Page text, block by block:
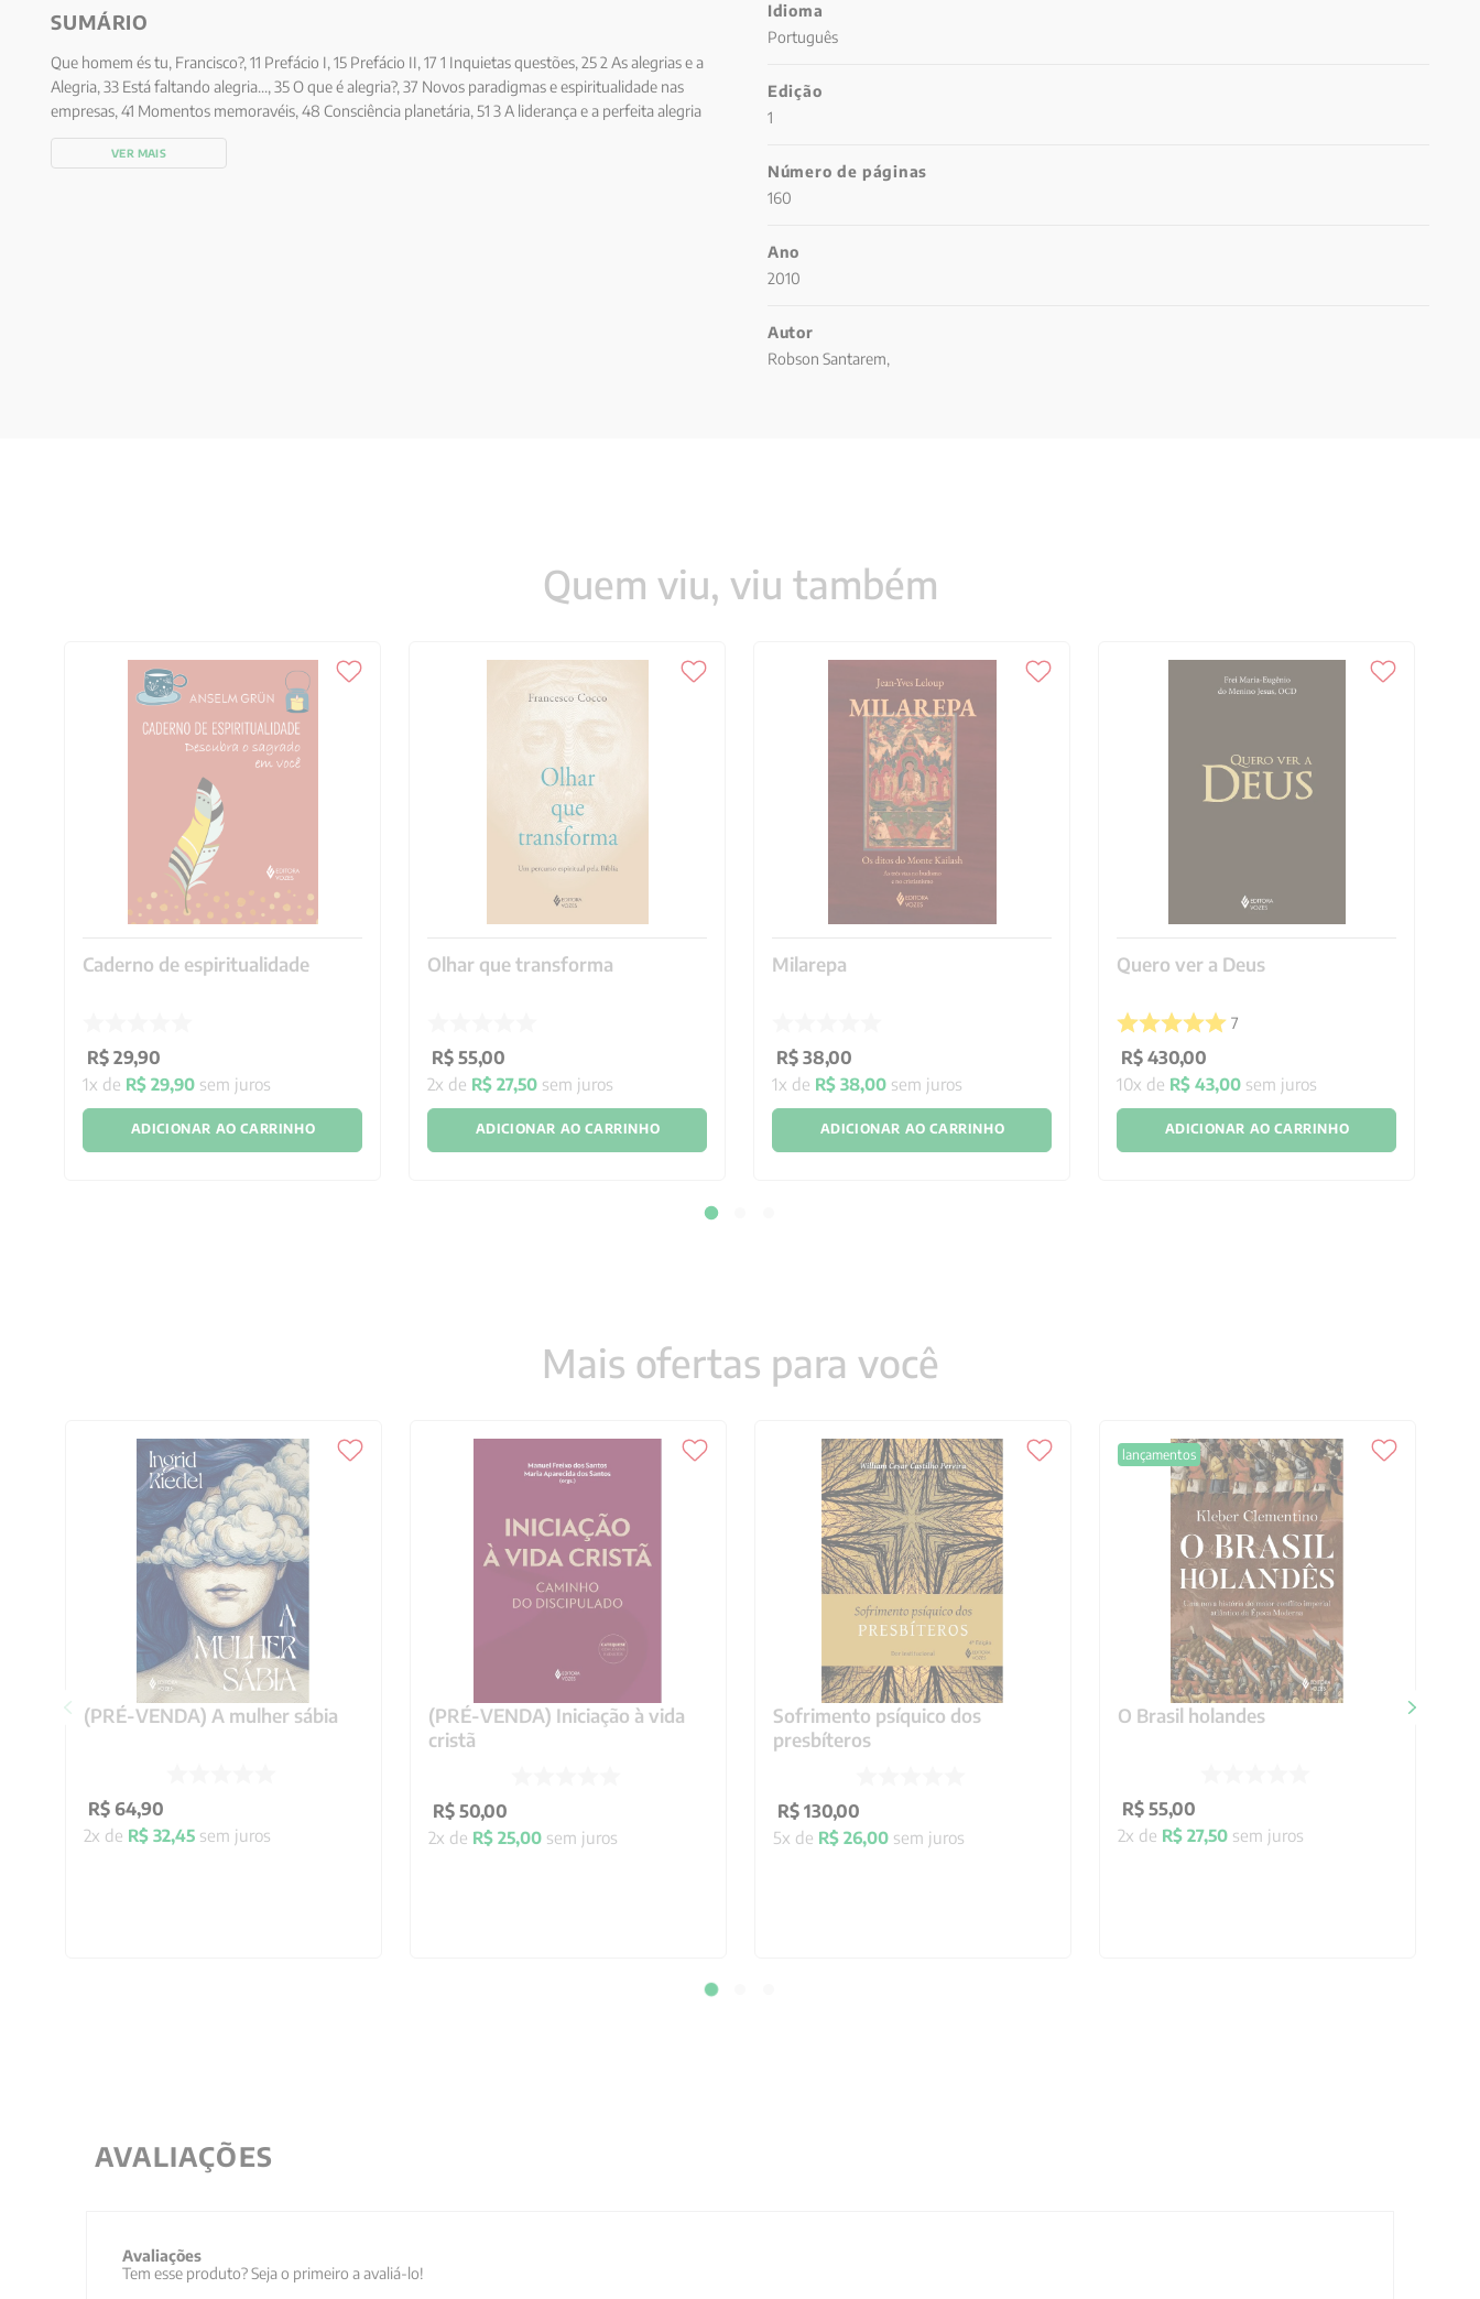
SUMÁRIO
Que homem és tu, Francisco?, 11 Prefácio I, 15 Prefácio II, 17 1 Inquietas questões, 25 2 As alegrias e a
Alegria, 33 Está faltando alegria..., 35 O que é alegria?, 37 Novos paradigmas e espiritualidade nas
empresas, 41 Momentos memoravéis, 48 Consciência planetária, 51 3 A liderança e a perfeita alegria
de Francisco de Assis, 57 A sabedoria da pobreza, 58 O ideal, 60 A espiritualidade e a alegria, 62 As
possibilidades do ser, 64 A jornada do herói, 66 A perfeita alegria, 69 A competência emocional, 79 A
VER MAIS
Idioma
Português
Edição
1
Número de páginas
160
Ano
2010
Autor
Robson Santarem,
Quem viu, viu também
Caderno de espiritualidade
R$ 29,90
1x de R$ 29,90 sem juros
ADICIONAR AO CARRINHO
Olhar que transforma
R$ 55,00
2x de R$ 27,50 sem juros
ADICIONAR AO CARRINHO
Milarepa
R$ 38,00
1x de R$ 38,00 sem juros
ADICIONAR AO CARRINHO
Quero ver a Deus
7
R$ 430,00
10x de R$ 43,00 sem juros
ADICIONAR AO CARRINHO
Mais ofertas para você
(PRÉ-VENDA) A mulher sábia
R$ 64,90
2x de R$ 32,45sem juros
(PRÉ-VENDA) Iniciação à vida
cristã
R$ 50,00
2x de R$ 25,00sem juros
Sofrimento psíquico dos
presbíteros
R$ 130,00
5x de R$ 26,00sem juros
lançamentos
O Brasil holandes
R$ 55,00
2x de R$ 27,50sem juros
AVALIAÇÕES
Avaliações
Tem esse produto? Seja o primeiro a avaliá-lo!